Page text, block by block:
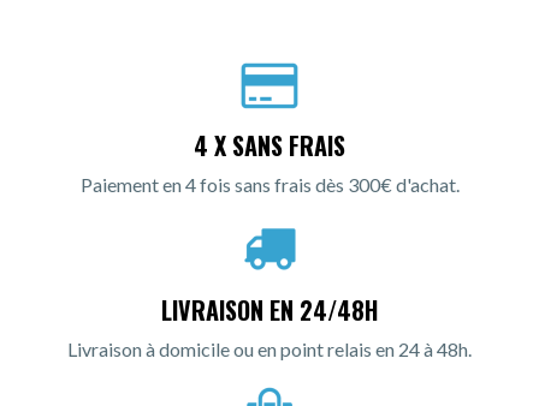
4 X SANS FRAIS
Paiement en 4 fois sans frais dès 300€ d'achat.
LIVRAISON EN 24/48H
Livraison à domicile ou en point relais en 24 à 48h.